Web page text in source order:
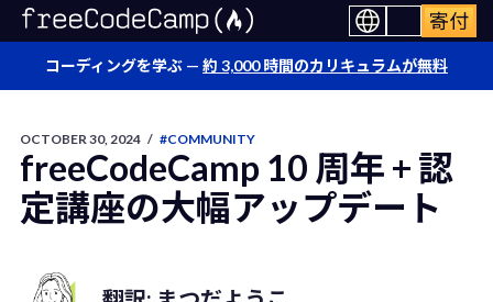
寄付
コーディングを学ぶ — 約 3,000 時間のカリキュラムが無料
OCTOBER 30, 2024 / #COMMUNITY
freeCodeCamp 10 周年 + 認
定講座の大幅アップデート